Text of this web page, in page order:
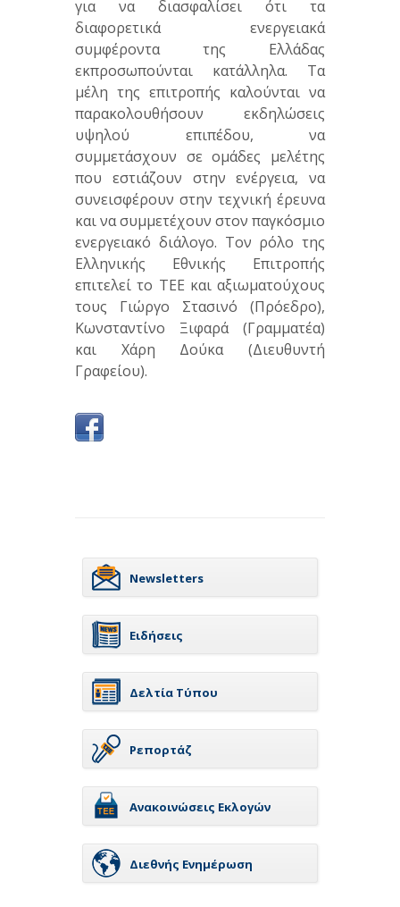
για να διασφαλίσει ότι τα
διαφορετικά ενεργειακά
συμφέροντα της Ελλάδας
εκπροσωπούνται κατάλληλα. Τα
μέλη της επιτροπής καλούνται να
παρακολουθήσουν εκδηλώσεις
υψηλού επιπέδου, να
συμμετάσχουν σε ομάδες μελέτης
που εστιάζουν στην ενέργεια, να
συνεισφέρουν στην τεχνική έρευνα
και να συμμετέχουν στον παγκόσμιο
ενεργειακό διάλογο. Τον ρόλο της
Ελληνικής Εθνικής Επιτροπής
επιτελεί το ΤΕΕ και αξιωματούχους
τους Γιώργο Στασινό (Πρόεδρο),
Κωνσταντίνο Ξιφαρά (Γραμματέα)
και Χάρη Δούκα (Διευθυντή
Γραφείου).
Newsletters
Ειδήσεις
Δελτία Τύπου
Ρεπορτάζ
Ανακοινώσεις Εκλογών
Διεθνής Ενημέρωση